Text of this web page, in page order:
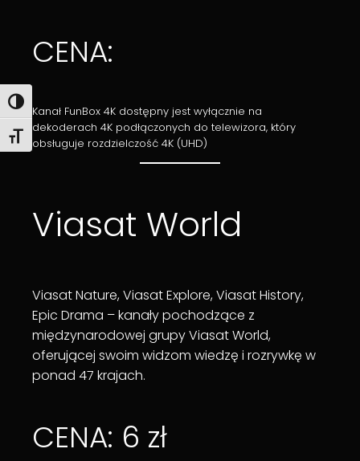
Toggle High Contrast
Toggle Font size
CENA:
Kanał FunBox 4K dostępny jest wyłącznie na
dekoderach 4K podłączonych do telewizora, który
obsługuje rozdzielczość 4K (UHD)
Viasat World
Viasat Nature, Viasat Explore, Viasat History,
Epic Drama – kanały pochodzące z
międzynarodowej grupy Viasat World,
oferującej swoim widzom wiedzę i rozrywkę w
ponad 47 krajach.
CENA: 6 zł